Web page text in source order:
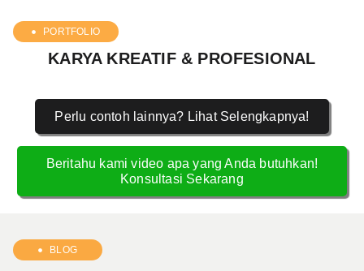
PORTFOLIO
KARYA KREATIF & PROFESIONAL
Perlu contoh lainnya? Lihat Selengkapnya!
Beritahu kami video apa yang Anda butuhkan!
Konsultasi Sekarang
BLOG